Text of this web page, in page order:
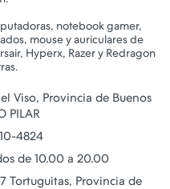
notebook gamer,
mouse y auriculares de
Hyperx, Razer y Redragon
Viso, Provincia de Buenos
PILAR
4824
de 10.00 a 20.00
Tortuguitas, Provincia de